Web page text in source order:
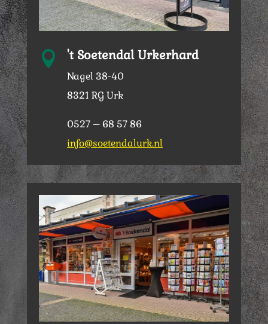
 't Soetendal Urkerhard
Nagel 38-40
8321 RG Urk
0527 – 68 57 86
info@soetendalurk.nl